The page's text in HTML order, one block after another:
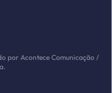
por Acontece Comunicação /